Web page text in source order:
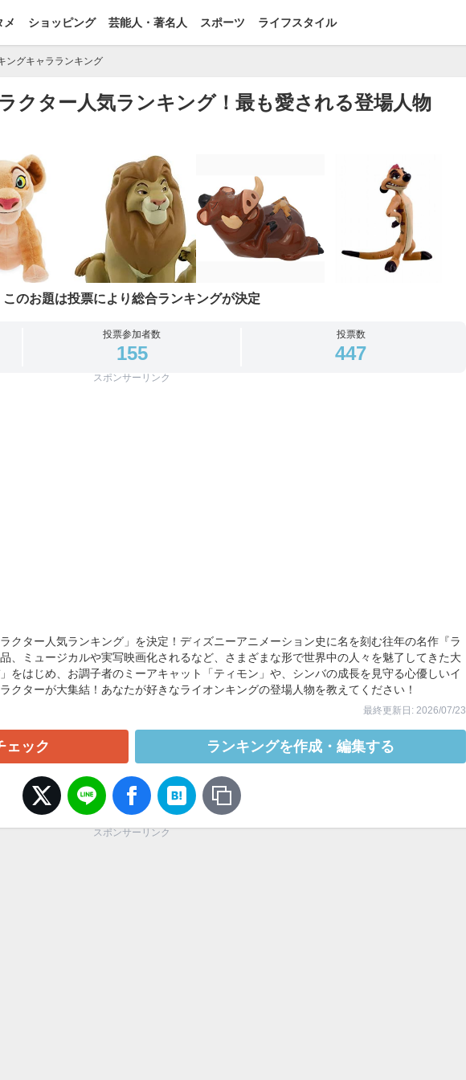
メ ショッピング 芸能人・著名人 スポーツ ライフスタイル
ングキャラランキング
クター人気ランキング！最も愛される登場人物
このお題は投票により総合ランキングが決定
投票参加者数
155
投票数
447
スポンサーリンク
クター人気ランキング」を決定！ディズニーアニメーション史に名を刻む往年の名作『ラ
、ミュージカルや実写映画化されるなど、さまざまな形で世界中の人々を魅了してきた大
をはじめ、お調子者のミーアキャット「ティモン」や、シンバの成長を見守る心優しいイ
クターが大集結！あなたが好きなライオンキングの登場人物を教えてください！
最終更新日: 2026/07/23
ェック ランキングを作成・編集する
スポンサーリンク